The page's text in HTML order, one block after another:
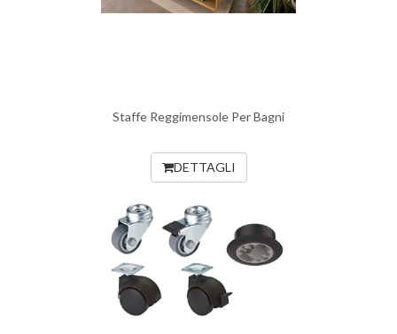
Staffe Reggimensole Per Bagni
DETTAGLI